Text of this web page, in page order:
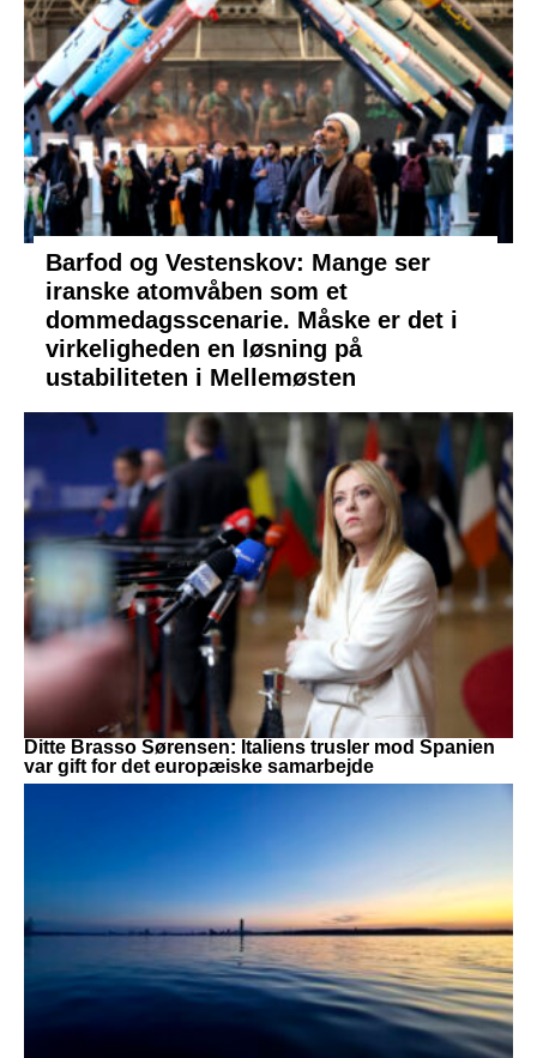
Barfod og Vestenskov: Mange ser
iranske atomvåben som et
dommedagsscenarie. Måske er det i
virkeligheden en løsning på
ustabiliteten i Mellemøsten
Ditte Brasso Sørensen: Italiens trusler mod Spanien
var gift for det europæiske samarbejde